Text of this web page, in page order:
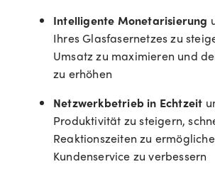
Intelligente Monetarisierung
Ihres Glasfasernetzes zu
Umsatz zu maximieren und
zu erhöhen
Netzwerkbetrieb in Echtzeit
Produktivität zu steigern,
Reaktionszeiten zu
Kundenservice zu verbessern